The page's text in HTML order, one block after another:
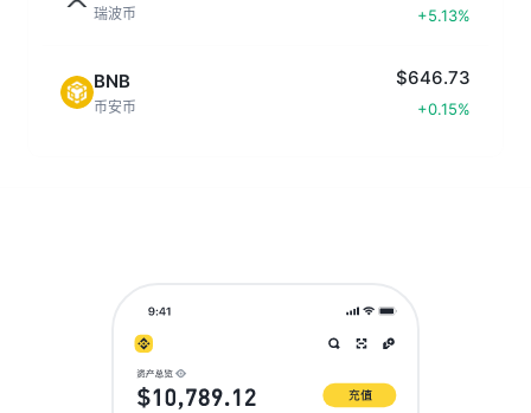
瑞波币 +5.13%
BNB
币安币
$646.73
+0.15%